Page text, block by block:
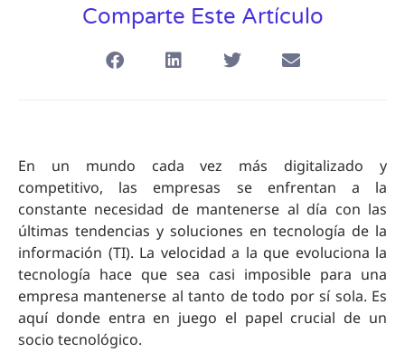
Comparte Este Artículo
En un mundo cada vez más digitalizado y
competitivo, las empresas se enfrentan a la
constante necesidad de mantenerse al día con las
últimas tendencias y soluciones en tecnología de la
información (TI). La velocidad a la que evoluciona la
tecnología hace que sea casi imposible para una
empresa mantenerse al tanto de todo por sí sola. Es
aquí donde entra en juego el papel crucial de un
socio tecnológico.